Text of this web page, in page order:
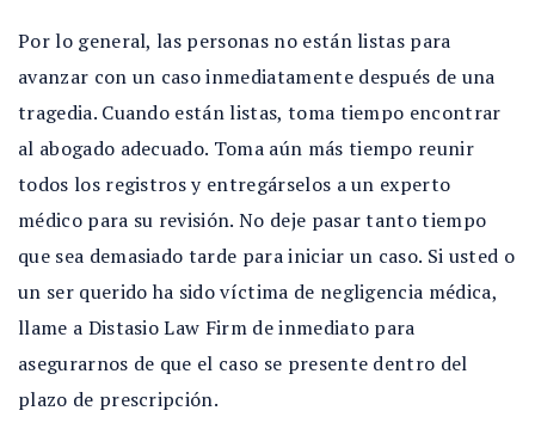
Por lo general, las personas no están listas para
avanzar con un caso inmediatamente después de una
tragedia. Cuando están listas, toma tiempo encontrar
al abogado adecuado. Toma aún más tiempo reunir
todos los registros y entregárselos a un experto
médico para su revisión. No deje pasar tanto tiempo
que sea demasiado tarde para iniciar un caso. Si usted o
un ser querido ha sido víctima de negligencia médica,
llame a Distasio Law Firm de inmediato para
asegurarnos de que el caso se presente dentro del
plazo de prescripción.